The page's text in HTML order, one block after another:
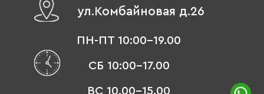
ул.Комбайновая д.26
ПН-ПТ 10:00-19.00
СБ 10:00-17.00
ВС 10.00-15.00